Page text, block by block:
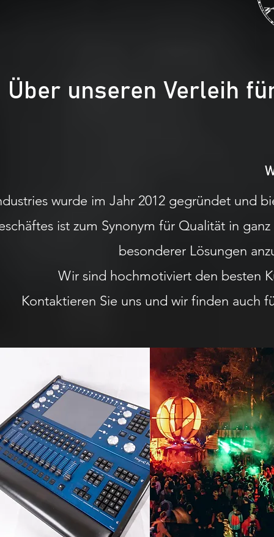
Über unseren Verleih
wurde im Jahr 2012 gegründet und
ist zum Synonym für Qualität in
besonderer Lösungen
Wir sind hochmotiviert den besten
Kontaktieren Sie uns und wir finden auch